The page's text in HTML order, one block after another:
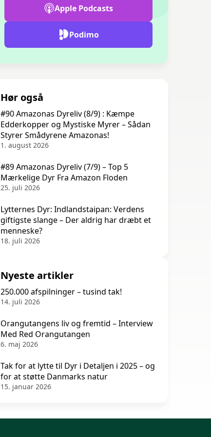
Apple Podcasts
Podimo
Hør også
#90 Amazonas Dyreliv (8/9) : Kæmpe
Edderkopper og Mystiske Myrer – Sådan
Styrer Smådyrene Amazonas!
1. august 2026
#89 Amazonas Dyreliv (7/9) – Top 5
Mærkelige Dyr Fra Amazon Floden
25. juli 2026
Lytternes Dyr: Indlandstaipan: Verdens
giftigste slange – Der aldrig har dræbt et
menneske?
18. juli 2026
Nyeste artikler
250.000 afspilninger – tusind tak!
14. juli 2026
Orangutangens liv og fremtid – Interview
Med Red Orangutangen
6. maj 2026
Tak for at lytte til Dyr i Detaljen i 2025 – og
for at støtte Danmarks natur
15. januar 2026